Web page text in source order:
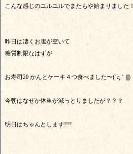
こんな感じのユルユルでまたもや始まりました！
昨日は凄くお腹が空いて
糖質制限なはずが
お寿司20 かんとケーキ４つ食べました〜(´д｀|||)
今朝はなぜか体重が減っとりましたが？？？
明日はちゃんとします!!!!